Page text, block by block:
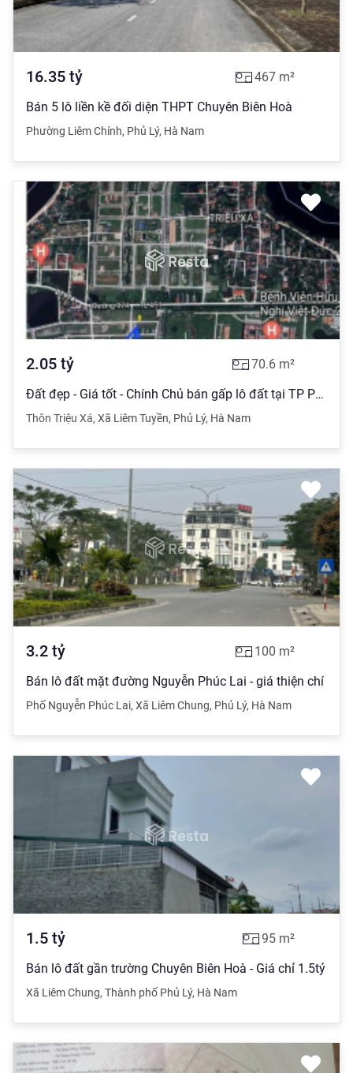
16.35 tỷ 467 m²
Bán 5 lô liền kề đối diện THPT Chuyên Biên Hoà
Phường Liêm Chính, Phủ Lý, Hà Nam
2.05 tỷ 70.6 m²
Đất đẹp - Giá tốt - Chính Chủ bán gấp lô đất tại TP Phủ Lý - Hà Nam
Thôn Triệu Xá, Xã Liêm Tuyền, Phủ Lý, Hà Nam
3.2 tỷ 100 m²
Bán lô đất mặt đường Nguyễn Phúc Lai - giá thiện chí
Phố Nguyễn Phúc Lai, Xã Liêm Chung, Phủ Lý, Hà Nam
1.5 tỷ 95 m²
Bán lô đất gần trường Chuyên Biên Hoà - Giá chỉ 1.5tỷ
Xã Liêm Chung, Thành phố Phủ Lý, Hà Nam